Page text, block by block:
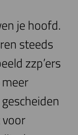
je hoofd.
steeds
zzp’ers